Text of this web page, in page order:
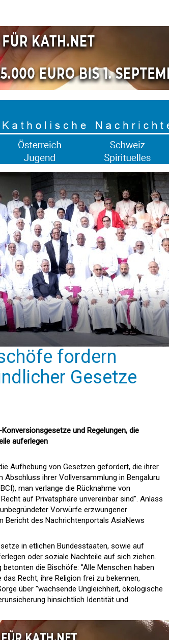
fordern
Gesetze
und Regelungen, die
auferlegen
Aufhebung von Gesetzen gefordert, die ihrer
ihrer Vollversammlung in Bengaluru
man verlange die Rücknahme von
auf Privatsphäre unvereinbar sind". Anlass
Vorwürfe erzwungener
Bericht des Nachrichtenportals AsiaNews
in etlichen Bundesstaaten, sowie auf
oder soziale Nachteile auf sich ziehen.
die Bischöfe: "Alle Menschen haben
Recht, ihre Religion frei zu bekennen,
über "wachsende Ungleichheit, ökologische
hinsichtlich Identität und